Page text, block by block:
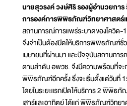
นายสุวรงค์ วงษ์ศิริ รองผู้อำนวยกา
การองค์การพิพิธภัณฑ์วิทยาศาสตร์
สถานการณ์การแพร่ระบาดของโควิด-
จึงจำเป็นต้องปิดให้บริการพิพิธภัณฑ์ชั่
เมษายนที่ผ่านมา และปัจจุบันสถานกา
ตามลำดับ อพวช. จึงมีความพร้อมที่จะ
พิพิธภัณฑ์อีกครั้ง ซึ่งจะเริ่มตั้งแต่วันที่
โดยในระยะแรกเปิดให้บริการ 2 พิพิธ
เสาร์และอาทิตย์ ได้แก่ พิพิธภัณฑ์วิท